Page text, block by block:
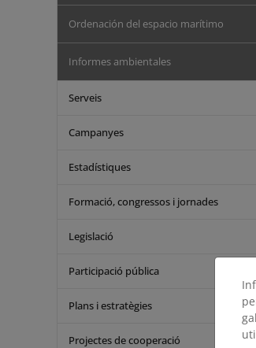
Ordenación del espacio marítimo
Informes ambientales
Serveis
Campanyes
Estadístiques
Formació, congressos i jornades
Legislació
Participació pública
Plans i estratègies
Projectes de cooperació